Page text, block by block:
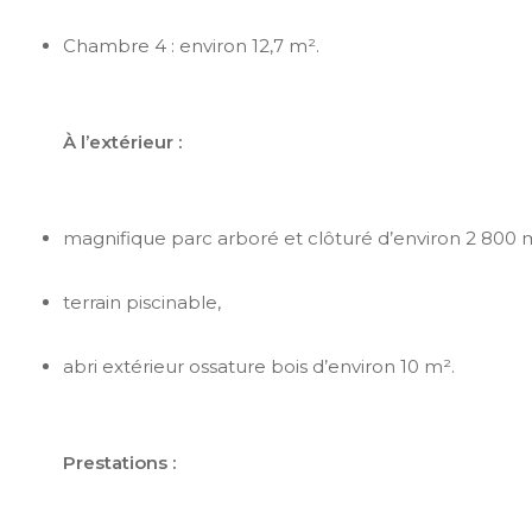
Chambre 4 : environ 12,7 m².
À l’extérieur :
magnifique parc arboré et clôturé d’environ 2 800
terrain piscinable,
abri extérieur ossature bois d’environ 10 m².
Prestations :